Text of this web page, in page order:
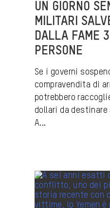
UN GIORNO
MILITARI
DALLA FAME
PERSONE
Se i governi
compravendita di
potrebbero
dollari da
A...